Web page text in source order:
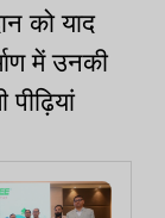
को याद
में उनकी